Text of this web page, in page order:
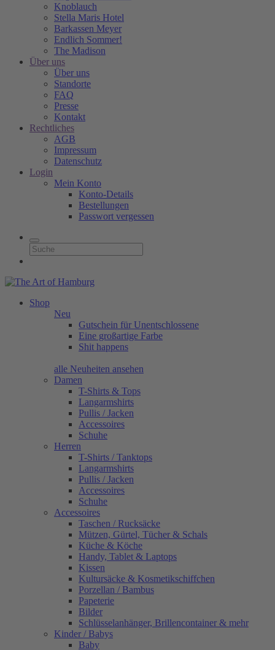
Knoblauch
Stella Maris Hotel
Barkassen Meyer
Endlich Sommer!
The Madison
Über uns
Über uns
Standorte
FAQ
Presse
Kontakt
Rechtliches
AGB
Impressum
Datenschutz
Login
Mein Konto
Konto-Details
Bestellungen
Passwort vergessen
Shop
Neu
Gutschein für Unentschlossene
Eine großartige Farbe
Shit happens
alle Neuheiten ansehen
Damen
T-Shirts & Tops
Langarmshirts
Pullis / Jacken
Accessoires
Schuhe
Herren
T-Shirts / Tanktops
Langarmshirts
Pullis / Jacken
Accessoires
Schuhe
Accessoires
Taschen / Rucksäcke
Mützen, Gürtel, Tücher & Schals
Küche & Köche
Handy, Tablet & Laptops
Kissen
Kultursäcke & Kosmetikschiffchen
Porzellan / Bambus
Papeterie
Bilder
Schlüsselanhänger, Brillencontainer & mehr
Kinder / Babys
Baby